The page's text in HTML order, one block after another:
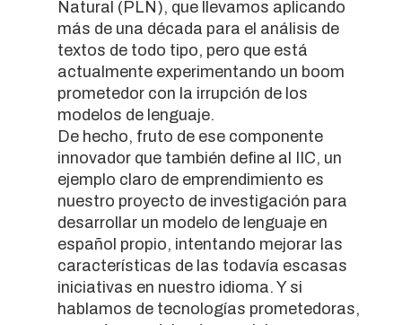
Natural (PLN), que llevamos aplicando
más de una década para el análisis de
textos de todo tipo, pero que está
actualmente experimentando un boom
prometedor con la irrupción de los
modelos de lenguaje.
De hecho, fruto de ese componente
innovador que también define al IIC, un
ejemplo claro de emprendimiento es
nuestro proyecto de investigación para
desarrollar un modelo de lenguaje en
español propio, intentando mejorar las
características de las todavía escasas
iniciativas en nuestro idioma. Y si
hablamos de tecnologías prometedoras,